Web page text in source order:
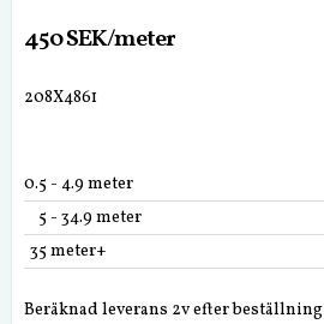
450 SEK/meter
208X4861
0.5 - 4.9 meter
5 - 34.9 meter
35 meter+
Beräknad leverans 2v efter beställning